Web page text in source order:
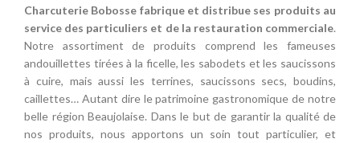
Charcuterie Bobosse fabrique et distribue ses produits au
service des particuliers et de la restauration commerciale.
Notre assortiment de produits comprend les fameuses
andouillettes tirées à la ficelle, les sabodets et les saucissons
à cuire, mais aussi les terrines, saucissons secs, boudins,
caillettes… Autant dire le patrimoine gastronomique de notre
belle région Beaujolaise. Dans le but de garantir la qualité de
nos produits, nous apportons un soin tout particulier, et